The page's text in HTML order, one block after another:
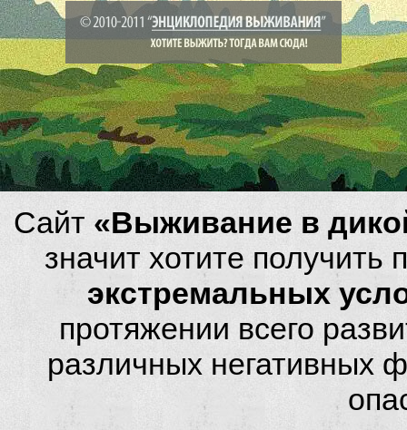
Сайт «Выживание в
значит хотите
экстремальных
протяжении всего
различных негативных